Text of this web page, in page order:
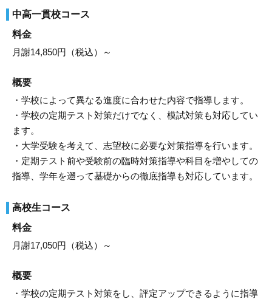
中高一貫校コース
料金
月謝14,850円（税込）～
概要
・学校によって異なる進度に合わせた内容で指導します。
・学校の定期テスト対策だけでなく、模試対策も対応してい
ます。
・大学受験を考えて、志望校に必要な対策指導を行います。
・定期テスト前や受験前の臨時対策指導や科目を増やしての
指導、学年を遡って基礎からの徹底指導も対応しています。
高校生コース
料金
月謝17,050円（税込）～
概要
・学校の定期テスト対策をし、評定アップできるように指導